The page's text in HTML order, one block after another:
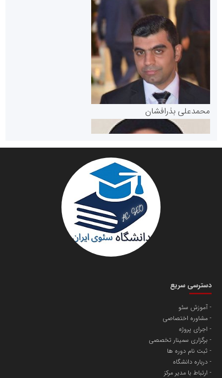
پایگاه خبری گفتمان یزد
دانشگاه سئوی ایران
پایگاه اطلاع رسانی اعتلای نهادهای مردمی
سازمان بورس و اوراق بهادار
مرجع اخبار موثق در بازارسرمایه
سازمان صنعت،معدن و تجارت
آهن و فولاد غدیر ایرانیان
تامین آهن اسفنجی تولیدکنندگان فولاد در کشور
محمدعلی بذرافشان
مریم حاج نوروز نظری
دسترسی سریع
آموزش سئو
مشاوره اختصاصی
اجرای پروژه
برگزاری سمینار تخصصی
ثبت نام دوره ها
درباره دانشگاه
ارتباط با مدیر مرکز